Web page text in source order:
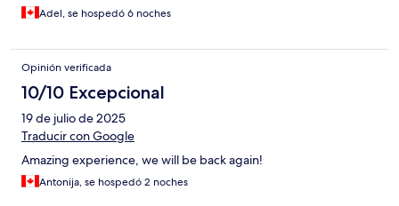
Adel, se hospedó 6 noches
Opinión verificada
10/10 Excepcional
19 de julio de 2025
Traducir con Google
Amazing experience, we will be back again!
Antonija, se hospedó 2 noches